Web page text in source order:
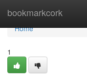
bookmarkcork
Home
Home
1